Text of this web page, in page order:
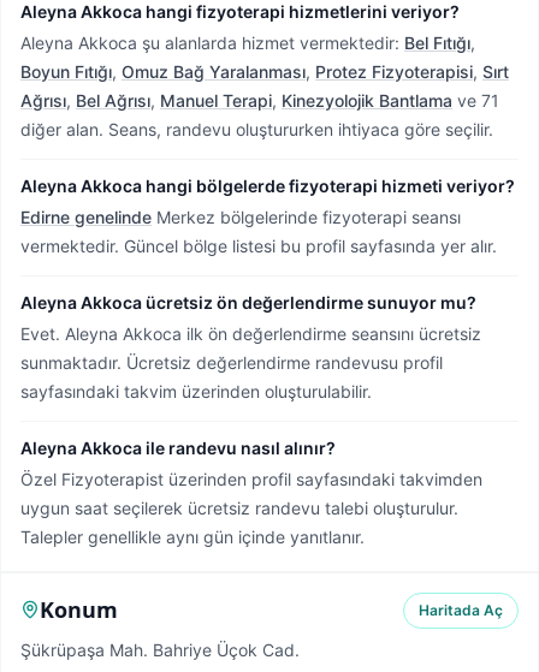
Aleyna Akkoca hangi fizyoterapi hizmetlerini veriyor?
Aleyna Akkoca şu alanlarda hizmet vermektedir: Bel Fıtığı,
Boyun Fıtığı, Omuz Bağ Yaralanması, Protez Fizyoterapisi, Sırt
Ağrısı, Bel Ağrısı, Manuel Terapi, Kinezyolojik Bantlama ve 71
diğer alan. Seans, randevu oluştururken ihtiyaca göre seçilir.
Aleyna Akkoca hangi bölgelerde fizyoterapi hizmeti veriyor?
Edirne genelinde Merkez bölgelerinde fizyoterapi seansı
vermektedir. Güncel bölge listesi bu profil sayfasında yer alır.
Aleyna Akkoca ücretsiz ön değerlendirme sunuyor mu?
Evet. Aleyna Akkoca ilk ön değerlendirme seansını ücretsiz
sunmaktadır. Ücretsiz değerlendirme randevusu profil
sayfasındaki takvim üzerinden oluşturulabilir.
Aleyna Akkoca ile randevu nasıl alınır?
Özel Fizyoterapist üzerinden profil sayfasındaki takvimden
uygun saat seçilerek ücretsiz randevu talebi oluşturulur.
Talepler genellikle aynı gün içinde yanıtlanır.
Konum
Şükrüpaşa Mah. Bahriye Üçok Cad.
Haritada Aç